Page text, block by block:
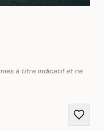
à titre indicatif et ne